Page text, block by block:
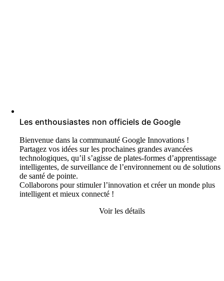
Les enthousiastes non officiels de Google
Bienvenue dans la communauté Google Innovations !
Partagez vos idées sur les prochaines grandes avancées
technologiques, qu’il s’agisse de plates-formes d’apprentissage
intelligentes, de surveillance de l’environnement ou de solutions
de santé de pointe.
Collaborons pour stimuler l’innovation et créer un monde plus
intelligent et mieux connecté !
Voir les détails